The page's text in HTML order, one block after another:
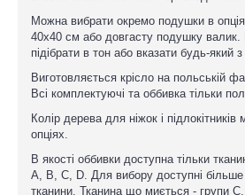
Можна вибрати окремо подушки в
40x40 см або довгасту подушку
підібрати в тон або вказати будь-який з
Виготовляється крісло на польській
Всі комплектуючі та оббивка тільки
Колір дерева для ніжок і
опціях.
В якості оббивки доступна тільки
A, B, C, D. Для вибору доступні більше
тканини. Тканина що миється - групи